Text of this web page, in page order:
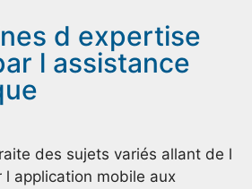
d expertise
l assistance
des sujets variés allant de l
l application mobile aux